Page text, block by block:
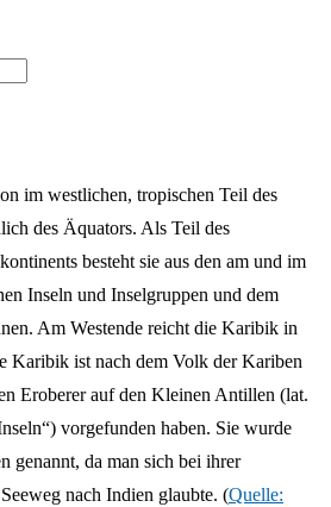
im westlichen, tropischen Teil des
des Äquators. Als Teil des
besteht sie aus den am und im
Inseln und Inselgruppen und dem
Am Westende reicht die Karibik in
Karibik ist nach dem Volk der Kariben
Eroberer auf den Kleinen Antillen (lat.
vorgefunden haben. Sie wurde
genannt, da man sich bei ihrer
nach Indien glaubte. (Quelle: